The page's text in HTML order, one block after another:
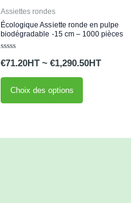
la
du
produit
Assiettes rondes
Écologique Assiette ronde en pulpe
biodégradable -15 cm – 1000 pièces
0
5
€71.20 ~ €1,290.50
Choix des options
a
variations.
Les
choisies